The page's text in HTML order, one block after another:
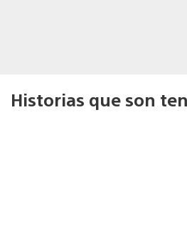
Historias que son